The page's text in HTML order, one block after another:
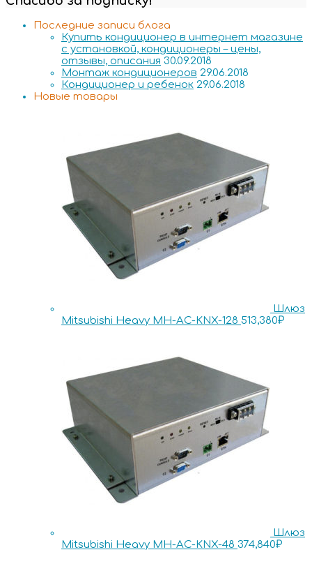
Последние записи блога
Купить кондиционер в интернет магазине
с установкой, кондиционеры – цены,
отзывы, описания 30.09.2018
Монтаж кондиционеров 29.06.2018
Кондиционер и ребенок 29.06.2018
Новые товары
Шлюз
Mitsubishi Heavy MH-AC-KNX-128 513,380₽
Шлюз
Mitsubishi Heavy MH-AC-KNX-48 374,840₽